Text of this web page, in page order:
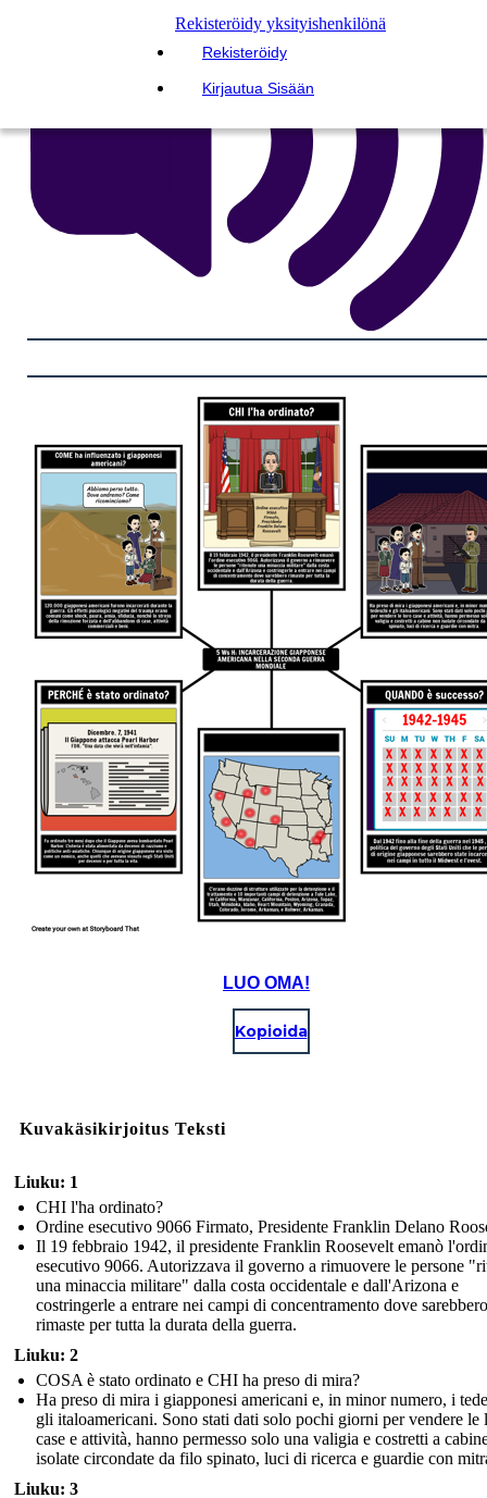
Rekisteröidy yksityishenkilönä
Rekisteröidy
Kirjautua Sisään
LUO OMA!
Kopioida
Kuvakäsikirjoitus Teksti
Liuku: 1
CHI l'ha ordinato?
Ordine esecutivo 9066 Firmato, Presidente Franklin Delano
Il 19 febbraio 1942, il presidente Franklin Roosevelt emanò
esecutivo 9066. Autorizzava il governo a rimuovere le persone
una minaccia militare" dalla costa occidentale e dall'Arizona e
costringerle a entrare nei campi di concentramento dove sarebbero
rimaste per tutta la durata della guerra.
Liuku: 2
COSA è stato ordinato e CHI ha preso di mira?
Ha preso di mira i giapponesi americani e, in minor numero, i
gli italoamericani. Sono stati dati solo pochi giorni per vendere le
case e attività, hanno permesso solo una valigia e costretti a
isolate circondate da filo spinato, luci di ricerca e guardie con
Liuku: 3